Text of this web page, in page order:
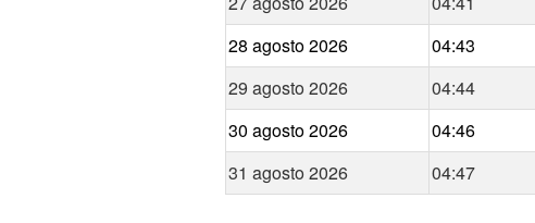
28 agosto 2026
04:43
29 agosto 2026
04:44
30 agosto 2026
04:46
31 agosto 2026
04:47